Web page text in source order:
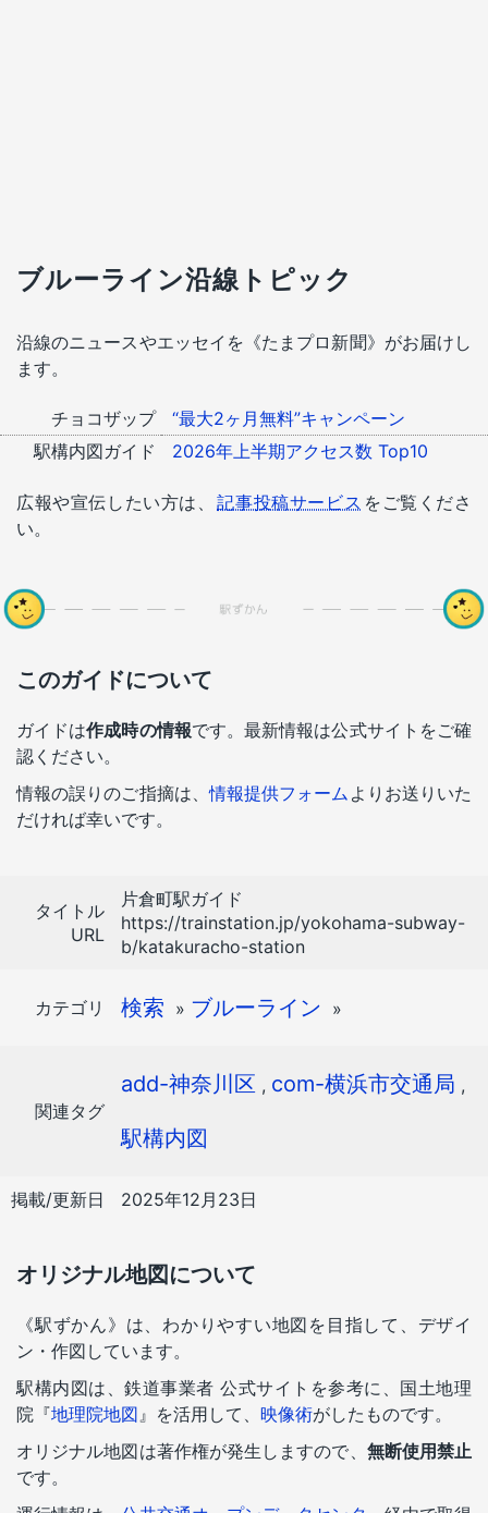
ブルーライン沿線トピック
沿線のニュースやエッセイを《たまプロ新聞》がお届けし
ます。
チョコザップ
“最大2ヶ月無料”キャンペーン
駅構内図ガイド
2026年上半期アクセス数 Top10
広報や宣伝したい方は、 記事投稿サービス をご覧くださ
い。
このガイドについて
ガイドは作成時の情報です。最新情報は公式サイトをご確
認ください。
情報の誤りのご指摘は、情報提供フォーム よりお送りいた
だければ幸いです。
タイトル
URL
片倉町駅ガイド
https://trainstation.jp/yokohama-subway-
b/katakuracho-station
カテゴリ 検索 » ブルーライン »
関連タグ
add-神奈川区 , com-横浜市交通局 ,
駅構内図
掲載/更新日 2025年12月23日
オリジナル地図について
《駅ずかん》は、わかりやすい地図を目指して、デザイ
ン・作図しています。
駅構内図は、鉄道事業者 公式サイトを参考に、国土地理
院『地理院地図』を活用して、 映像術がしたものです。
オリジナル地図は著作権が発生しますので、 無断使用禁止
です。